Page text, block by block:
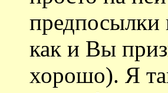
предпосылки
как и Вы
хорошо). Я